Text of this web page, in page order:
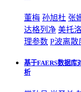
董梅 孙旭杜 张
达格列净 美托
理参数 P波离散
基于FAERS数据库
析